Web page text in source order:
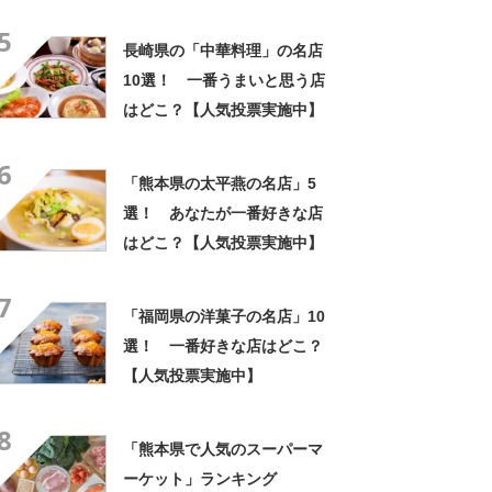
長崎県の「中華料理」の名店
10選！ 一番うまいと思う店
はどこ？【人気投票実施中】
「熊本県の太平燕の名店」5
選！ あなたが一番好きな店
はどこ？【人気投票実施中】
「福岡県の洋菓子の名店」10
選！ 一番好きな店はどこ？
【人気投票実施中】
「熊本県で人気のスーパーマ
ーケット」ランキング